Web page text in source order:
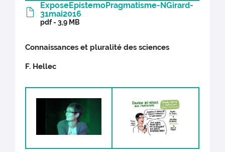
ExposeEpistemoPragmatisme-NGirard-
31mai2016
pdf - 3,9 MB
Connaissances et pluralité des sciences
F. Hellec